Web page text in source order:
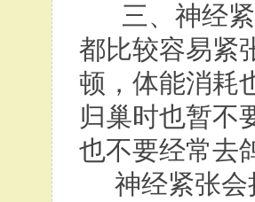
三、神经紧
都比较容易紧
顿，体能消耗
归巢时也暂不
也不要经常去
神经紧张会